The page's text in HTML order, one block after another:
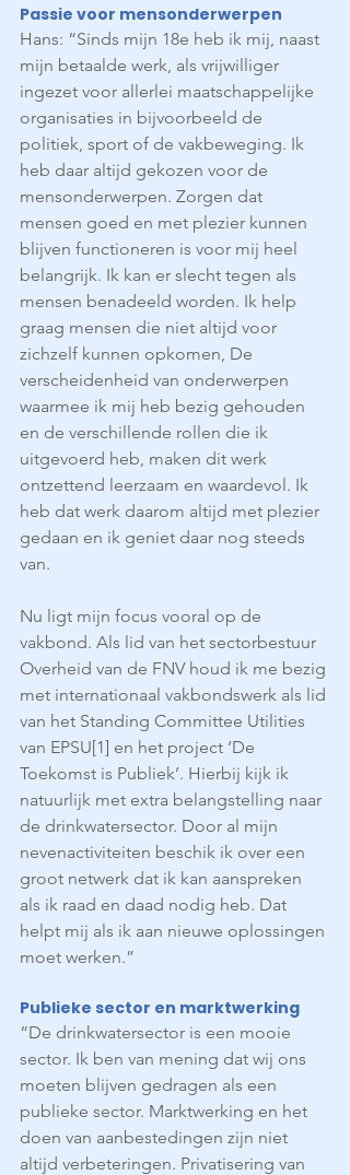
Passie voor mensonderwerpen
Hans: “Sinds mijn 18e heb ik mij, naast
mijn betaalde werk, als vrijwilliger
ingezet voor allerlei maatschappelijke
organisaties in bijvoorbeeld de
politiek, sport of de vakbeweging. Ik
heb daar altijd gekozen voor de
mensonderwerpen. Zorgen dat
mensen goed en met plezier kunnen
blijven functioneren is voor mij heel
belangrijk. Ik kan er slecht tegen als
mensen benadeeld worden. Ik help
graag mensen die niet altijd voor
zichzelf kunnen opkomen, De
verscheidenheid van onderwerpen
waarmee ik mij heb bezig gehouden
en de verschillende rollen die ik
uitgevoerd heb, maken dit werk
ontzettend leerzaam en waardevol. Ik
heb dat werk daarom altijd met plezier
gedaan en ik geniet daar nog steeds
van.
Nu ligt mijn focus vooral op de
vakbond. Als lid van het sectorbestuur
Overheid van de FNV houd ik me bezig
met internationaal vakbondswerk als lid
van het Standing Committee Utilities
van EPSU[1] en het project ‘De
Toekomst is Publiek’. Hierbij kijk ik
natuurlijk met extra belangstelling naar
de drinkwatersector. Door al mijn
nevenactiviteiten beschik ik over een
groot netwerk dat ik kan aanspreken
als ik raad en daad nodig heb. Dat
helpt mij als ik aan nieuwe oplossingen
moet werken.”
Publieke sector en marktwerking
“De drinkwatersector is een mooie
sector. Ik ben van mening dat wij ons
moeten blijven gedragen als een
publieke sector. Marktwerking en het
doen van aanbestedingen zijn niet
altijd verbeteringen. Privatisering van